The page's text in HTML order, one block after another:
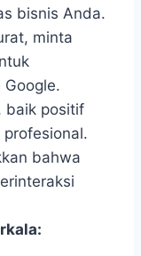
bisnis Anda.
minta
baik positif
bahwa